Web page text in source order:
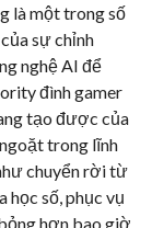
là một trong số
sự chỉnh
nghệ AI để
đình gamer
tạo được của
trong lĩnh
chuyển rời từ
học số, phục vụ
hơn bao giờ